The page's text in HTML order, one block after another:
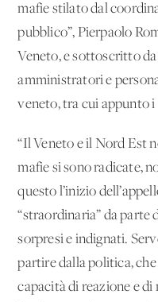
mafie stilato dal
pubblico”, Pierpaolo
Veneto, e sottoscritto
amministratori e
veneto, tra cui appunto
“Il Veneto e il Nord Est
mafie si sono radicate,
questo l’inizio
“straordinaria” da parte
sorpresi e indignati.
partire dalla politica,
capacità di reazione e